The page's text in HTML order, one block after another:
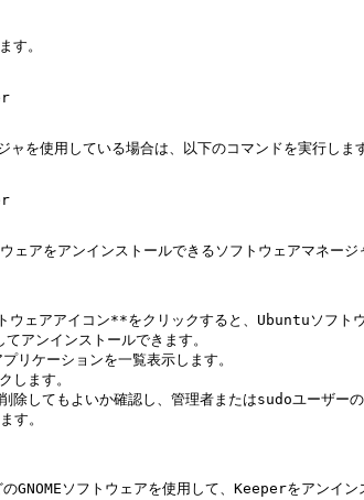
す。
を使用している場合は、以下のコマンドを実行しま
アをアンインストールできるソフトウェアマネージ
ェアアイコン**をクリックすると、Ubuntuソフトウ
アンインストールできます。
ケーションを一覧表示します。
ます。
してもよいか確認し、管理者またはsudoユーザー
。
ソフトウェアを使用して、Keeperをアンイン